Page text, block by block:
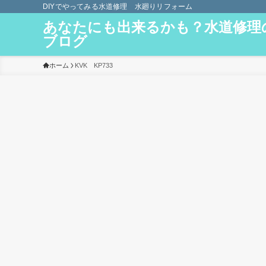
DIYでやってみる水道修理 水廻りリフォーム
あなたにも出来るかも？水道修理
ブログ
ホーム KVK KP733